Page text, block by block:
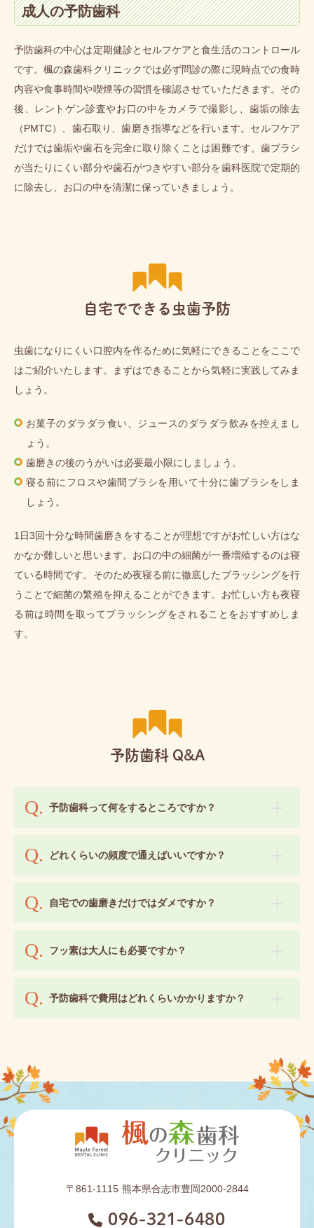
成人の予防歯科
予防歯科の中心は定期健診とセルフケアと食生活のコントロール
です。楓の森歯科クリニックでは必ず問診の際に現時点での食時
内容や食事時間や喫煙等の習慣を確認させていただきます。その
後、レントゲン診査やお口の中をカメラで撮影し、歯垢の除去
（PMTC）、歯石取り、歯磨き指導などを行います。セルフケア
だけでは歯垢や歯石を完全に取り除くことは困難です。歯ブラシ
が当たりにくい部分や歯石がつきやすい部分を歯科医院で定期的
に除去し、お口の中を清潔に保っていきましょう。
自宅でできる虫歯予防
虫歯になりにくい口腔内を作るために気軽にできることをここで
はご紹介いたします。まずはできることから気軽に実践してみま
しょう。
お菓子のダラダラ食い、ジュースのダラダラ飲みを控えまし
ょう。
歯磨きの後のうがいは必要最小限にしましょう。
寝る前にフロスや歯間ブラシを用いて十分に歯ブラシをしま
しょう。
1日3回十分な時間歯磨きをすることが理想ですがお忙しい方はな
かなか難しいと思います。お口の中の細菌が一番増殖するのは寝
ている時間です。そのため夜寝る前に徹底したブラッシングを行
うことで細菌の繁殖を抑えることができます。お忙しい方も夜寝
る前は時間を取ってブラッシングをされることをおすすめしま
す。
予防歯科 Q&A
予防歯科って何をするところですか？
どれくらいの頻度で通えばいいですか？
自宅での歯磨きだけではダメですか？
フッ素は大人にも必要ですか？
予防歯科で費用はどれくらいかかりますか？
〒861-1115 熊本県合志市豊岡2000-2844
096-321-6480